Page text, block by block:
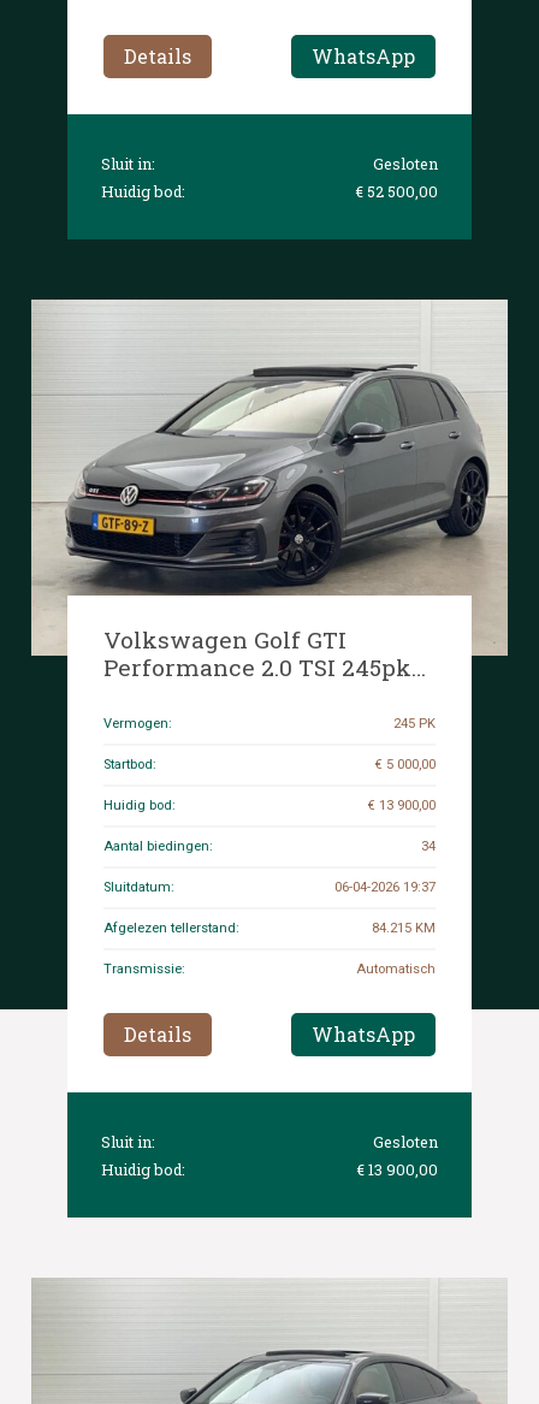
Details WhatsApp
Sluit in:
Gesloten
Huidig bod:
€ 52 500,00
Volkswagen Golf GTI
Performance 2.0 TSI 245pk
Vermogen: 245 PK
Startbod: € 5 000,00
Huidig bod: € 13 900,00
Aantal biedingen: 34
Sluitdatum: 06-04-2026 19:37
Afgelezen tellerstand: 84.215 KM
Transmissie: Automatisch
Details WhatsApp
Sluit in:
Gesloten
Huidig bod:
€ 13 900,00